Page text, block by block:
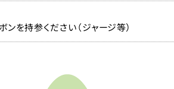
を持参ください（ジャージ等）